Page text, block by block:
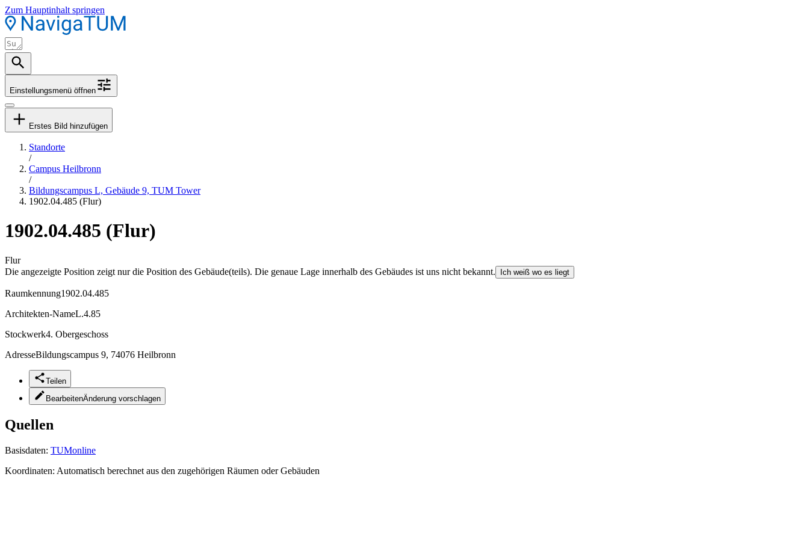
Zum Hauptinhalt springen
Einstellungsmenü öffnen
Erstes Bild hinzufügen
Standorte
/
Campus Heilbronn
/
Bildungscampus L, Gebäude 9, TUM Tower
1902.04.485 (Flur)
1902.04.485 (Flur)
Flur
Die angezeigte Position zeigt nur die Position des Gebäude(teils). Die genaue Lage innerhalb des Gebäudes ist uns nicht bekannt.
Ich weiß wo es liegt
Raumkennung1902.04.485
Architekten-NameL.4.85
Stockwerk4. Obergeschoss
AdresseBildungscampus 9, 74076 Heilbronn
Teilen
BearbeitenÄnderung vorschlagen
Quellen
Basisdaten: TUMonline
Koordinaten: Automatisch berechnet aus den zugehörigen Räumen oder Gebäuden